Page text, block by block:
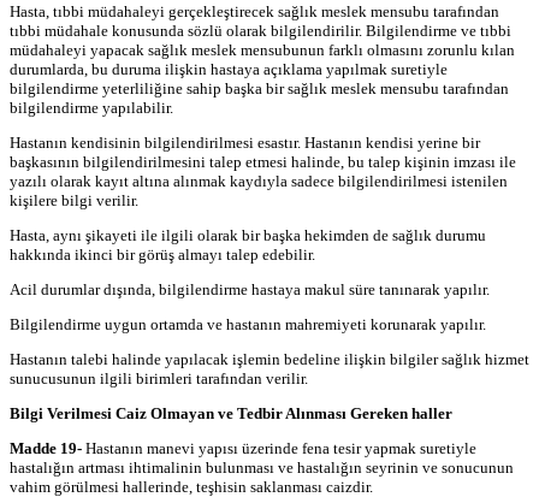
Hasta, tıbbi müdahaleyi gerçekleştirecek sağlık meslek mensubu tarafından
tıbbi müdahale konusunda sözlü olarak bilgilendirilir. Bilgilendirme ve tıbbi
müdahaleyi yapacak sağlık meslek mensubunun farklı olmasını zorunlu kılan
durumlarda, bu duruma ilişkin hastaya açıklama yapılmak suretiyle
bilgilendirme yeterliliğine sahip başka bir sağlık meslek mensubu tarafından
bilgilendirme yapılabilir.
Hastanın kendisinin bilgilendirilmesi esastır. Hastanın kendisi yerine bir
başkasının bilgilendirilmesini talep etmesi halinde, bu talep kişinin imzası ile
yazılı olarak kayıt altına alınmak kaydıyla sadece bilgilendirilmesi istenilen
kişilere bilgi verilir.
Hasta, aynı şikayeti ile ilgili olarak bir başka hekimden de sağlık durumu
hakkında ikinci bir görüş almayı talep edebilir.
Acil durumlar dışında, bilgilendirme hastaya makul süre tanınarak yapılır.
Bilgilendirme uygun ortamda ve hastanın mahremiyeti korunarak yapılır.
Hastanın talebi halinde yapılacak işlemin bedeline ilişkin bilgiler sağlık hizmet
sunucusunun ilgili birimleri tarafından verilir.
Bilgi Verilmesi Caiz Olmayan ve Tedbir Alınması Gereken haller
Madde 19- Hastanın manevi yapısı üzerinde fena tesir yapmak suretiyle
hastalığın artması ihtimalinin bulunması ve hastalığın seyrinin ve sonucunun
vahim görülmesi hallerinde, teşhisin saklanması caizdir.